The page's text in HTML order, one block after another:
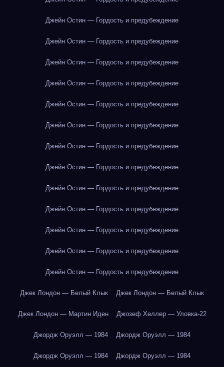
Джейн Остин — Гордость и предубеждение
Джейн Остин — Гордость и предубеждение
Джейн Остин — Гордость и предубеждение
Джейн Остин — Гордость и предубеждение
Джейн Остин — Гордость и предубеждение
Джейн Остин — Гордость и предубеждение
Джейн Остин — Гордость и предубеждение
Джейн Остин — Гордость и предубеждение
Джейн Остин — Гордость и предубеждение
Джейн Остин — Гордость и предубеждение
Джейн Остин — Гордость и предубеждение
Джейн Остин — Гордость и предубеждение
Джейн Остин — Гордость и предубеждение
Джек Лондон — Белый Клык Джек Лондон — Белый Клык
Джек Лондон — Мартин Иден Джозеф Хеллер — Уловка-22
Джордж Оруэлл — 1984 Джордж Оруэлл — 1984
Джордж Оруэлл — 1984 Джордж Оруэлл — 1984